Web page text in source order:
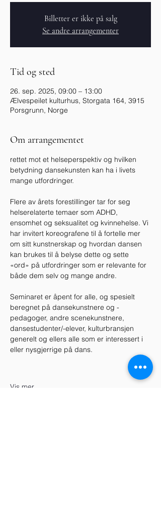
Billetter er ikke på salg
Se andre arrangementer
Tid og sted
26. sep. 2025, 09:00 – 13:00
Ælvespeilet kulturhus, Storgata 164, 3915
Porsgrunn, Norge
Om arrangementet
rettet mot et helseperspektiv og hvilken
betydning dansekunsten kan ha i livets
mange utfordringer.
Flere av årets forestillinger tar for seg
helserelaterte temaer som ADHD,
ensomhet og seksualitet og kvinnehelse. Vi
har invitert koreografene til å fortelle mer
om sitt kunstnerskap og hvordan dansen
kan brukes til å belyse dette og sette
«ord» på utfordringer som er relevante for
både dem selv og mange andre.
Seminaret er åpent for alle, og spesielt
beregnet på dansekunstnere og -
pedagoger, andre scenekunstnere,
dansestudenter/-elever, kulturbransjen
generelt og ellers alle som er interessert i
eller nysgjerrige på dans.
Vis mer